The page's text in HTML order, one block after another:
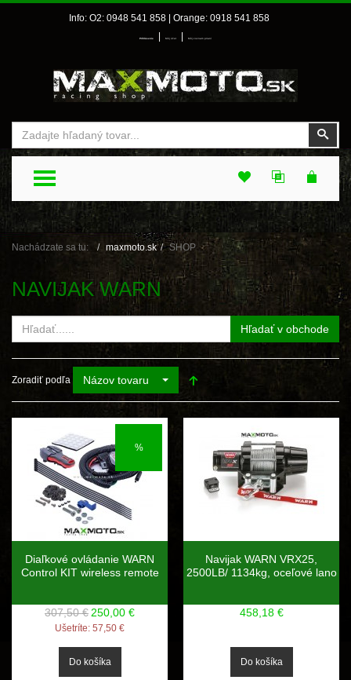
Info: O2: 0948 541 858 | Orange: 0918 541 858
Prihlásenie Môj účet Môj zoznam prianí
TOGGLE MENU
Nachádzate sa tu: maxmoto.sk SHOP
NAVIJAK WARN
Hľadať v obchode
Zoradiť podľa Názov tovaru
%
Diaľkové ovládanie WARN
Control KIT wireless remote
307,50 € 250,00 €
Ušetríte: 57,50 €
Navijak WARN VRX25,
2500LB/ 1134kg, oceľové lano
458,18 €